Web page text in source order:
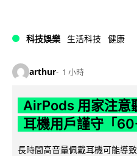
科技娛樂 生活科技 健康
arthur 1 小時
AirPods 用家注意
耳機用戶謹守「
長時間高音量佩戴耳機可能導